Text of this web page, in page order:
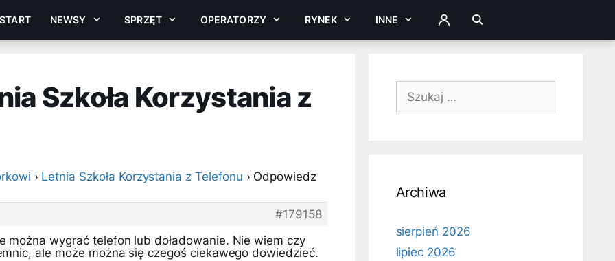
START NEWSY SPRZĘT OPERATORZY RYNEK INNE ZALOGUJ
Szkoła Korzystania z
› Letnia Szkoła Korzystania z Telefonu › Odpowiedz
#179158
można wygrać telefon lub doładowanie. Nie wiem czy
ale może można się czegoś ciekawego dowiedzieć.
Szukaj:
Archiwa
sierpień 2026
lipiec 2026